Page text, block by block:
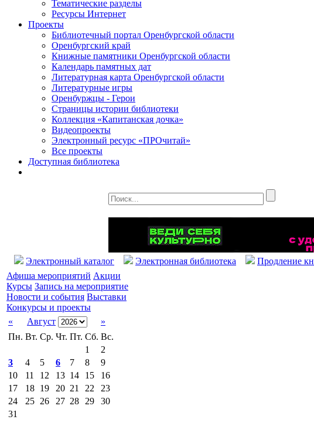
Тематические разделы
Ресурсы Интернет
Проекты
Библиотечный портал Оренбургской области
Оренбургский край
Книжные памятники Оренбургской области
Календарь памятных дат
Литературная карта Оренбургской области
Литературные игры
Оренбуржцы - Герои
Страницы истории библиотеки
Коллекция «Капитанская дочка»
Видеопроекты
Электронный ресурс «ПРОчитай»
Все проекты
Доступная библиотека
Электронный каталог Электронная библиотека Продление
Афиша мероприятий Акции
Курсы Запись на мероприятие
Новости и события Выставки
Конкурсы и проекты
«
Август
»
Пн. Вт. Ср. Чт. Пт. Сб. Вс.
1
2
3
4 5 6 7 8
9
10
11 12 13 14 15
16
17
18 19 20 21 22
23
24
25 26 27 28 29
30
31